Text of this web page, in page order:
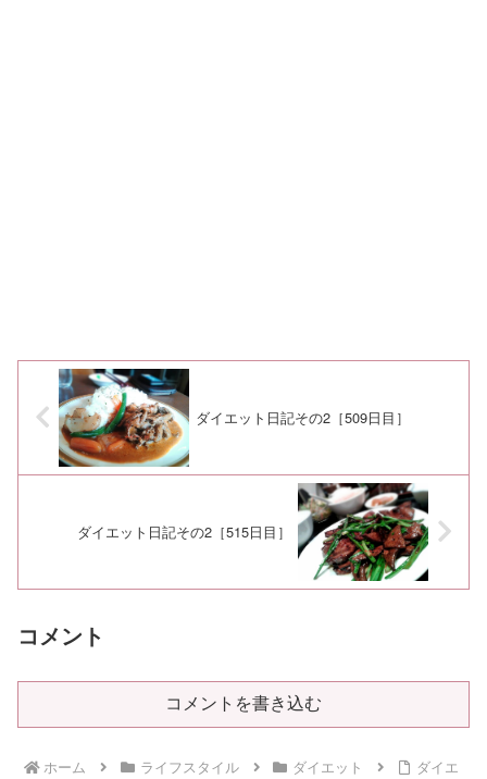
ダイエット日記その2［509日目］
ダイエット日記その2［515日目］
コメント
コメントを書き込む
ホーム ライフスタイル ダイエット
ダイエ